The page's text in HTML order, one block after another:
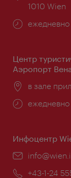
1010 Wien
Часы
Центр
Аэропорт
в зале
Часы
Инфоцентр
Эл.
Телефон:
+43-1-24